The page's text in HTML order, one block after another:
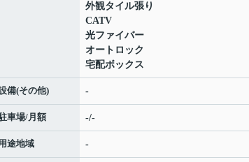
外観タイル張り
CATV
光ファイバー
オートロック
宅配ボックス
備(その他) -
車場/月額 -/-
途地域 -